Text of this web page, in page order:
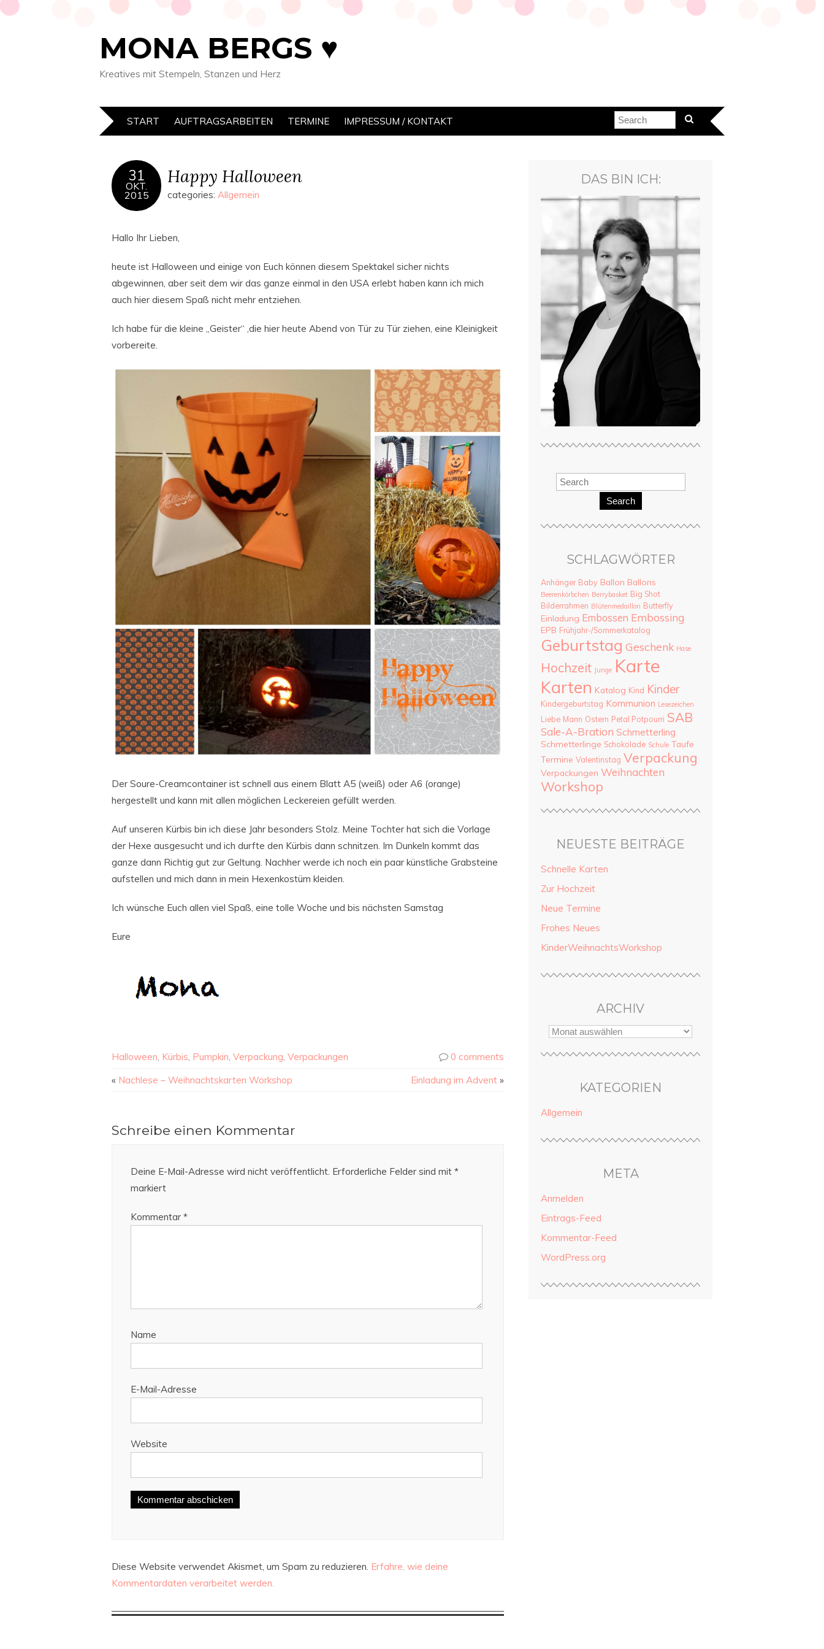
MONA BERGS ♥
Kreatives mit Stempeln, Stanzen und Herz
START AUFTRAGSARBEITEN TERMINE IMPRESSUM / KONTAKT
31
OKT.
2015
Happy Halloween
categories: Allgemein
Hallo Ihr Lieben,
heute ist Halloween und einige von Euch können diesem Spektakel sicher nichts
abgewinnen, aber seit dem wir das ganze einmal in den USA erlebt haben kann ich mich
auch hier diesem Spaß nicht mehr entziehen.
Ich habe für die kleine „Geister“ ,die hier heute Abend von Tür zu Tür ziehen, eine Kleinigkeit
vorbereite.
Der Soure-Creamcontainer ist schnell aus einem Blatt A5 (weiß) oder A6 (orange)
hergestellt und kann mit allen möglichen Leckereien gefüllt werden.
Auf unseren Kürbis bin ich diese Jahr besonders Stolz. Meine Tochter hat sich die Vorlage
der Hexe ausgesucht und ich durfte den Kürbis dann schnitzen. Im Dunkeln kommt das
ganze dann Richtig gut zur Geltung. Nachher werde ich noch ein paar künstliche Grabsteine
aufstellen und mich dann in mein Hexenkostüm kleiden.
Ich wünsche Euch allen viel Spaß, eine tolle Woche und bis nächsten Samstag
Eure
Halloween, Kürbis, Pumpkin, Verpackung, Verpackungen
0 comments
« Nachlese – Weihnachtskarten Workshop Einladung im Advent »
Schreibe einen Kommentar
Deine E-Mail-Adresse wird nicht veröffentlicht. Erforderliche Felder sind mit *
markiert
Kommentar *
Name
E-Mail-Adresse
Website
Diese Website verwendet Akismet, um Spam zu reduzieren. Erfahre, wie deine
Kommentardaten verarbeitet werden.
DAS BIN ICH:
Search
SCHLAGWÖRTER
Anhänger Baby Ballon Ballons
Beerenkörbchen Berrybasket Big Shot
Bilderrahmen Blütenmedaillon Butterfly
Einladung Embossen Embossing
EPB Frühjahr-/Sommerkatalog
Geburtstag Geschenk Hase
Hochzeit Junge Karte
Karten Katalog Kind Kinder
Kindergeburtstag Kommunion Lesezeichen
Liebe Mann Ostern Petal Potpourri SAB
Sale-A-Bration Schmetterling
Schmetterlinge Schokolade Schule Taufe
Termine Valentinstag Verpackung
Verpackungen Weihnachten
Workshop
NEUESTE BEITRÄGE
Schnelle Karten
Zur Hochzeit
Neue Termine
Frohes Neues
KinderWeihnachtsWorkshop
ARCHIV
KATEGORIEN
Allgemein
META
Anmelden
Eintrags-Feed
Kommentar-Feed
WordPress.org